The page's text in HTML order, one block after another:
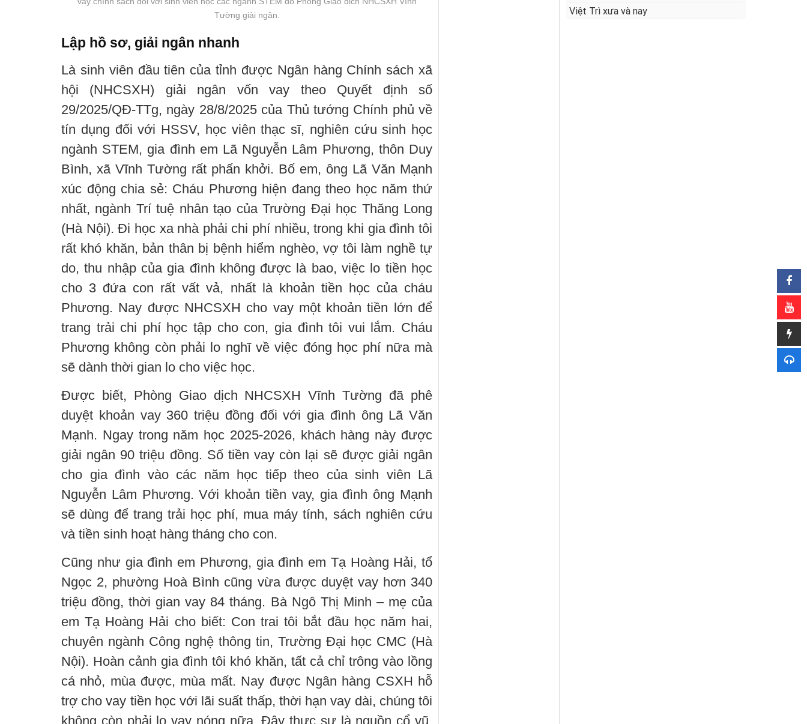
Tường giải ngân.
Lập hồ sơ, giải ngân nhanh
Là sinh viên đầu tiên của tỉnh được Ngân hàng Chính sách xã
hội (NHCSXH) giải ngân vốn vay theo Quyết định số
29/2025/QĐ-TTg, ngày 28/8/2025 của Thủ tướng Chính phủ về
tín dụng đối với HSSV, học viên thạc sĩ, nghiên cứu sinh học
ngành STEM, gia đình em Lã Nguyễn Lâm Phương, thôn Duy
Bình, xã Vĩnh Tường rất phấn khởi. Bố em, ông Lã Văn Mạnh
xúc động chia sẻ: Cháu Phương hiện đang theo học năm thứ
nhất, ngành Trí tuệ nhân tạo của Trường Đại học Thăng Long
(Hà Nội). Đi học xa nhà phải chi phí nhiều, trong khi gia đình tôi
rất khó khăn, bản thân bị bệnh hiểm nghèo, vợ tôi làm nghề tự
do, thu nhập của gia đình không được là bao, việc lo tiền học
cho 3 đứa con rất vất vả, nhất là khoản tiền học của cháu
Phương. Nay được NHCSXH cho vay một khoản tiền lớn để
trang trải chi phí học tập cho con, gia đình tôi vui lắm. Cháu
Phương không còn phải lo nghĩ về việc đóng học phí nữa mà
sẽ dành thời gian lo cho việc học.
Được biết, Phòng Giao dịch NHCSXH Vĩnh Tường đã phê
duyệt khoản vay 360 triệu đồng đối với gia đình ông Lã Văn
Mạnh. Ngay trong năm học 2025-2026, khách hàng này được
giải ngân 90 triệu đồng. Số tiền vay còn lại sẽ được giải ngân
cho gia đình vào các năm học tiếp theo của sinh viên Lã
Nguyễn Lâm Phương. Với khoản tiền vay, gia đình ông Mạnh
sẽ dùng để trang trải học phí, mua máy tính, sách nghiên cứu
và tiền sinh hoạt hàng tháng cho con.
Cũng như gia đình em Phương, gia đình em Tạ Hoàng Hải, tổ
Ngọc 2, phường Hoà Bình cũng vừa được duyệt vay hơn 340
triệu đồng, thời gian vay 84 tháng. Bà Ngô Thị Minh – mẹ của
em Tạ Hoàng Hải cho biết: Con trai tôi bắt đầu học năm hai,
chuyên ngành Công nghệ thông tin, Trường Đại học CMC (Hà
Nội). Hoàn cảnh gia đình tôi khó khăn, tất cả chỉ trông vào lồng
cá nhỏ, mùa được, mùa mất. Nay được Ngân hàng CSXH hỗ
trợ cho vay tiền học với lãi suất thấp, thời hạn vay dài, chúng tôi
không còn phải lo vay nóng nữa. Đây thực sự là nguồn cổ vũ,
Việt Trì xưa và nay